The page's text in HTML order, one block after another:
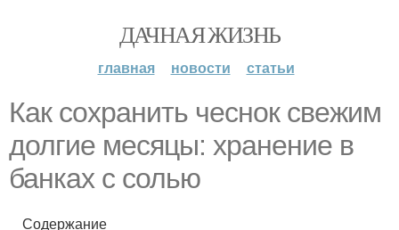
ДАЧНАЯ ЖИЗНЬ
главная новости статьи
Как сохранить чеснок свежим
долгие месяцы: хранение в
банках с солью
Содержание